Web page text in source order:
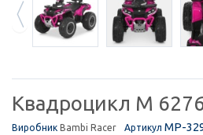
Квадроцикл M
Виробник Bambi Racer Артикул MP-